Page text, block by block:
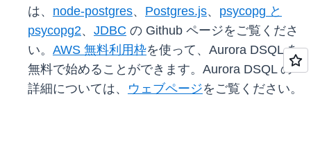
は、 node-postgres、 Postgres.js、 psycopg と
psycopg2、 JDBC の Github ページをご覧くださ
い。 AWS 無料利用枠を使って、Aurora DSQL を
無料で始めることができます。Aurora DSQL の
詳細については、 ウェブページをご覧ください。